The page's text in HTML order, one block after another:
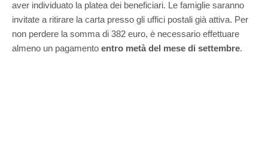
aver individuato la platea dei beneficiari. Le famiglie saranno
invitate a ritirare la carta presso gli uffici postali già attiva. Per
non perdere la somma di 382 euro, è necessario effettuare
almeno un pagamento entro metà del mese di settembre.